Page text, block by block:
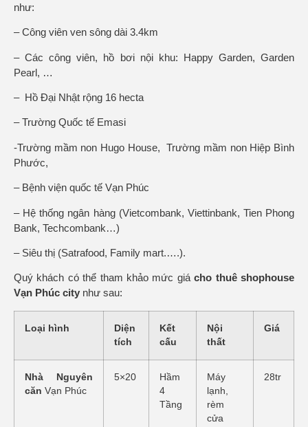
như:
– Công viên ven sông dài 3.4km
– Các công viên, hồ bơi nội khu: Happy Garden, Garden
Pearl, …
– Hồ Đại Nhật rộng 16 hecta
– Trường Quốc tế Emasi
-Trường mầm non Hugo House, Trường mầm non Hiệp Bình
Phước,
– Bệnh viện quốc tế Vạn Phúc
– Hệ thống ngân hàng (Vietcombank, Viettinbank, Tien Phong
Bank, Techcombank…)
– Siêu thị (Satrafood, Family mart.….).
Quý khách có thể tham khảo mức giácho thuê shophouse
Vạn Phúc city như sau:
Loại hình
Diện
tích
Kết
cấu
Nội
thất
Giá
Nhà Nguyên
căn Vạn Phúc
5×20
Hầm
4
Tầng
Máy
lạnh,
rèm
cửa
28tr